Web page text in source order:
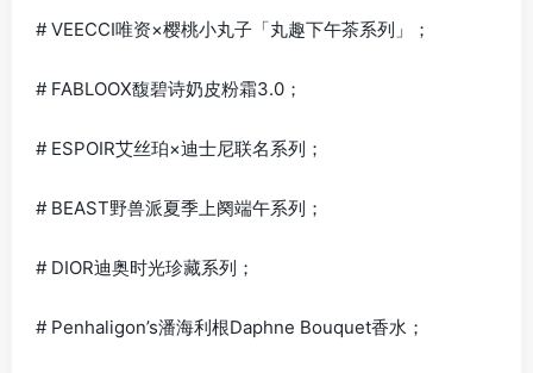
# VEECCI唯资×樱桃小丸子「丸趣下午茶系列」；
# FABLOOX馥碧诗奶皮粉霜3.0；
# ESPOIR艾丝珀×迪士尼联名系列；
# BEAST野兽派夏季上阕端午系列；
# DIOR迪奥时光珍藏系列；
# Penhaligon’s潘海利根Daphne Bouquet香水；